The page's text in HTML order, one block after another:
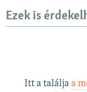
Ezek is
Itt a találja a